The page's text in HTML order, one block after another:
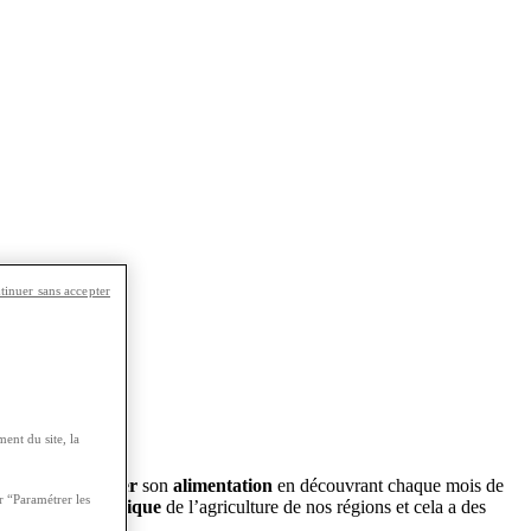
.
varier son alimentation en découvrant chaque mois de
économique de l’agriculture de nos régions et cela a des
du site, la
“Paramétrer les
sans accepter